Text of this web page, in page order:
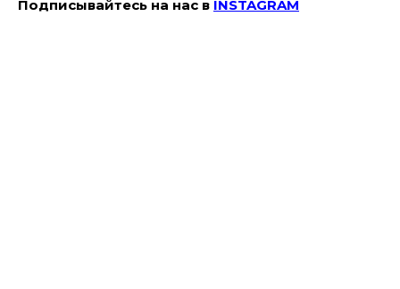
Подписывайтесь на наc в INSTAGRAM